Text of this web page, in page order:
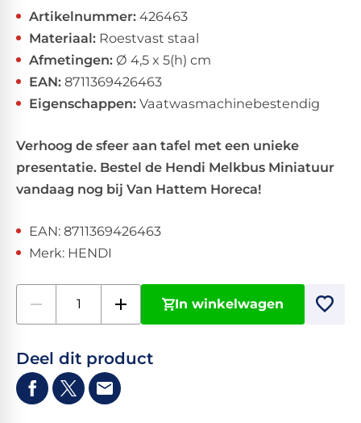
Artikelnummer: 426463
Materiaal: Roestvast staal
Afmetingen: Ø 4,5 x 5(h) cm
EAN: 8711369426463
Eigenschappen: Vaatwasmachinebestendig
Verhoog de sfeer aan tafel met een unieke
presentatie. Bestel de Hendi Melkbus Miniatuur
vandaag nog bij Van Hattem Horeca!
EAN: 8711369426463
Merk: HENDI
In winkelwagen
Deel dit product